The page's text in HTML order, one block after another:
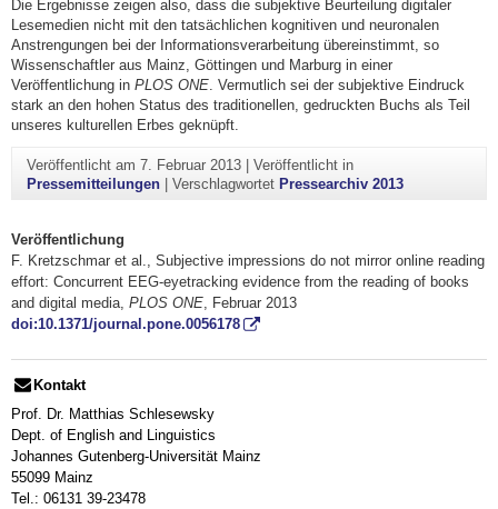
Die Ergebnisse zeigen also, dass die subjektive Beurteilung digitaler
Lesemedien nicht mit den tatsächlichen kognitiven und neuronalen
Anstrengungen bei der Informationsverarbeitung übereinstimmt, so
Wissenschaftler aus Mainz, Göttingen und Marburg in einer
Veröffentlichung in PLOS ONE. Vermutlich sei der subjektive Eindruck
stark an den hohen Status des traditionellen, gedruckten Buchs als Teil
unseres kulturellen Erbes geknüpft.
Veröffentlicht am 7. Februar 2013| Veröffentlicht in
Pressemitteilungen| Verschlagwortet Pressearchiv 2013
Veröffentlichung
F. Kretzschmar et al., Subjective impressions do not mirror online reading
effort: Concurrent EEG-eyetracking evidence from the reading of books
and digital media, PLOS ONE , Februar 2013
doi:10.1371/journal.pone.0056178
Kontakt
Prof. Dr. Matthias Schlesewsky
Dept. of English and Linguistics
Johannes Gutenberg-Universität Mainz
55099 Mainz
Tel.: 06131 39-23478